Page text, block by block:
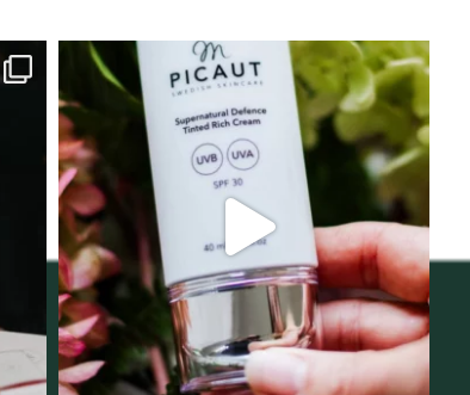
Njut av solens härliga strålar men
skydda dig
...
12